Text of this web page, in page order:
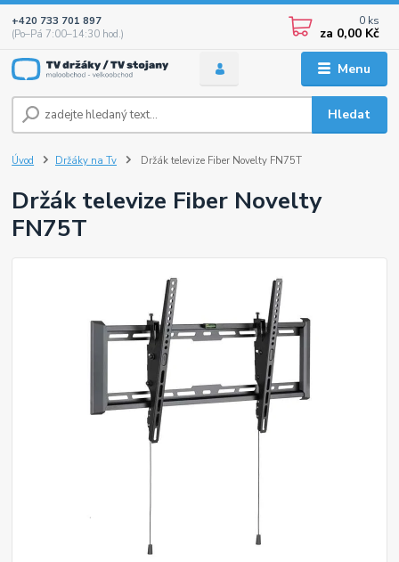
Menu
Hledat
+420 733 701 897
(Po–Pá 7:00–14:30 hod.)
0 ks
za 0,00 Kč
Úvod Držáky na Tv Držák televize Fiber Novelty FN75T
Držák televize Fiber Novelty
FN75T